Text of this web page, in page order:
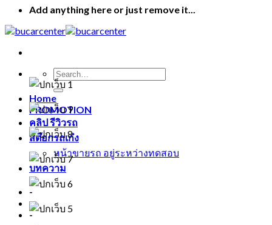
Add anything here or just remove it...
Home
PROMOTION
คลิป รีวิวรถ
สต๊อกรถเก๋ง
หน้าขายรถ อยู่ระหว่างทดสอบ
บทความ
-
-